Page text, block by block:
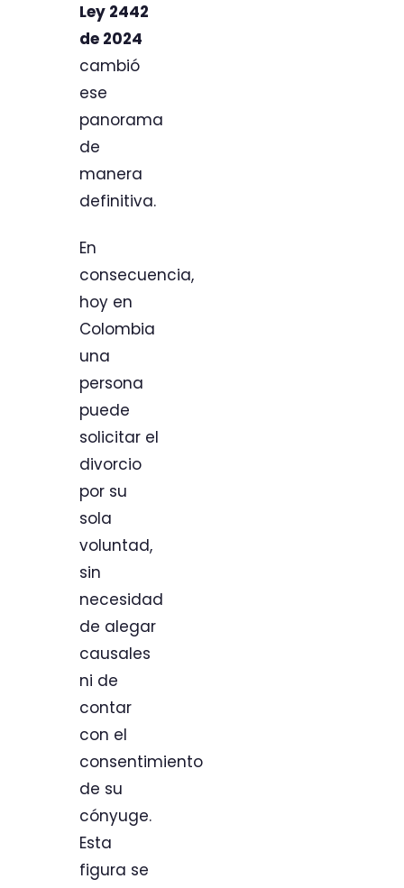
Ley 2442
de 2024
cambió
ese
panorama
de
manera
definitiva.
En
consecuencia,
hoy en
Colombia
una
persona
puede
solicitar el
divorcio
por su
sola
voluntad,
sin
necesidad
de alegar
causales
ni de
contar
con el
consentimiento
de su
cónyuge.
Esta
figura se